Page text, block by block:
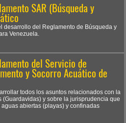
SAR (Búsqueda y
desarrollo del Reglamento de Búsqueda y
Venezuela.
del Servicio de
y Socorro Acuático de
todos los asuntos relacionados con la
(Guardavidas) y sobre la jurisprudencia que
abiertas (playas) y confinadas